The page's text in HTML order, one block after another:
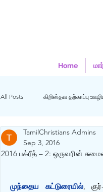
Home
All Posts கிறிஸ்தவ தற்காப்பு
ஹதீஸ்கள் Uncategorized
2016 பக்ரீத் – 2: ஒருவரின்
TamilChristians Admins
Sep 3, 2016
முந்தைய கட்டுரையில்,